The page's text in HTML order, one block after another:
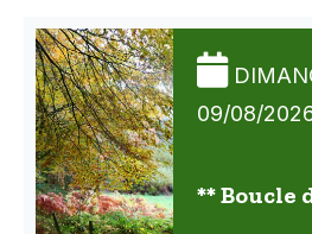
09/08/
** Boucle